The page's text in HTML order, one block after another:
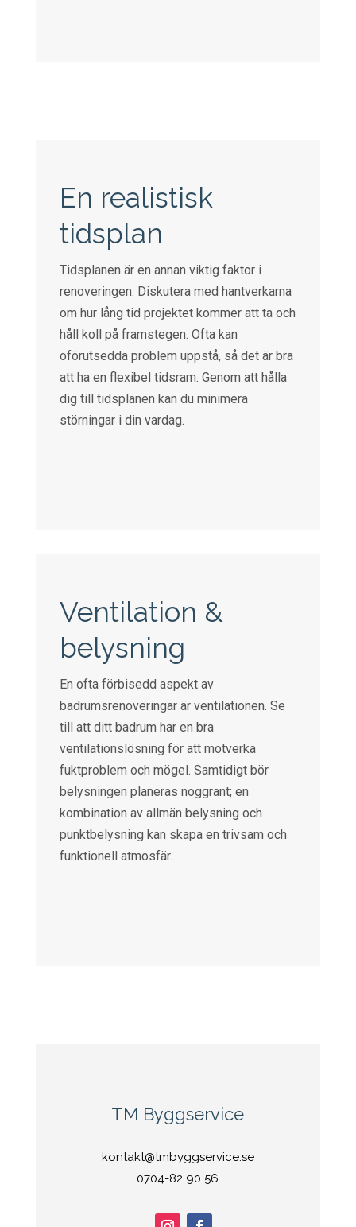
En realistisk
tidsplan
Tidsplanen är en annan viktig faktor i
renoveringen. Diskutera med hantverkarna
om hur lång tid projektet kommer att ta och
håll koll på framstegen. Ofta kan
oförutsedda problem uppstå, så det är bra
att ha en flexibel tidsram. Genom att hålla
dig till tidsplanen kan du minimera
störningar i din vardag.
Ventilation &
belysning
En ofta förbisedd aspekt av
badrumsrenoveringar är ventilationen. Se
till att ditt badrum har en bra
ventilationslösning för att motverka
fuktproblem och mögel. Samtidigt bör
belysningen planeras noggrant; en
kombination av allmän belysning och
punktbelysning kan skapa en trivsam och
funktionell atmosfär.
TM Byggservice
kontakt@tmbyggservice.se
0704-82 90 56